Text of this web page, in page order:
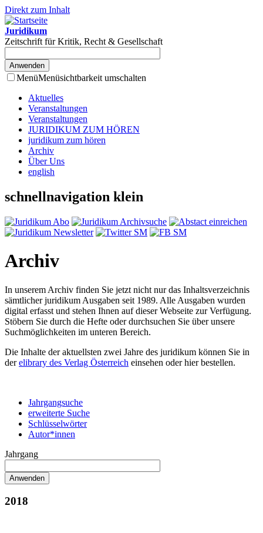
Direkt zum Inhalt
Juridikum
Zeitschrift für Kritik, Recht & Gesellschaft
MenüMenüsichtbarkeit umschalten
Aktuelles
Veranstaltungen
Veranstaltungen
JURIDIKUM ZUM HÖREN
juridikum zum hören
Archiv
Über Uns
english
schnellnavigation klein
Archiv
In unserem Archiv finden Sie jetzt nicht nur das Inhaltsverzeichnis
sämtlicher juridikum Ausgaben seit 1989. Alle Ausgaben wurden
digital erfasst und stehen Ihnen auf dieser Webseite zur Verfügung.
Stöbern Sie durch die Hefte oder durchsuchen Sie über unsere
Suchmöglichkeiten im unteren Bereich.
Die Inhalte der aktuellsten zwei Jahre des juridikum können Sie in
derelibrary des Verlag Österreich einsehen oder hier bestellen.
Jahrgangsuche
erweiterte Suche
Schlüsselwörter
Autor*innen
Jahrgang
2018